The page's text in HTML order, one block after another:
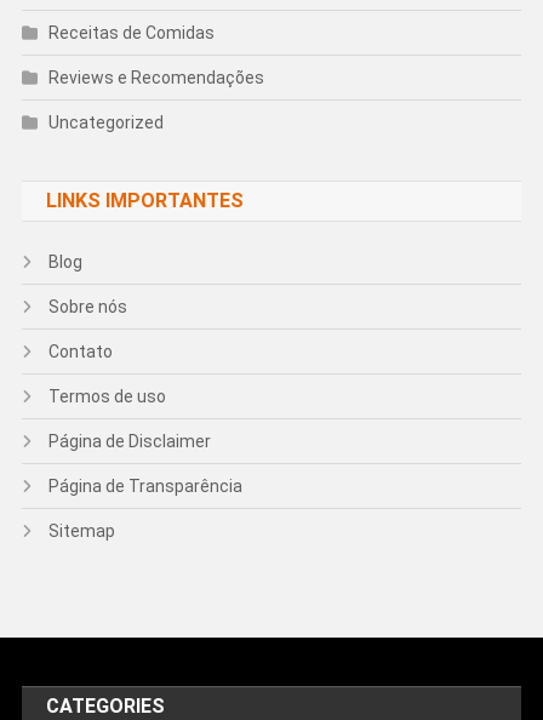
Receitas de Comidas
Reviews e Recomendações
Uncategorized
LINKS IMPORTANTES
Blog
Sobre nós
Contato
Termos de uso
Página de Disclaimer
Página de Transparência
Sitemap
CATEGORIES